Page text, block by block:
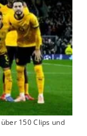
150 Clips und